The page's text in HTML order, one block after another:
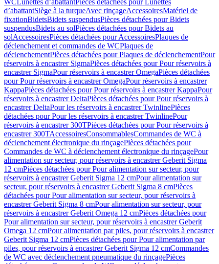
WCLunettes d’abattantPièces détachées pour Lunettes
d’abattantSiège à la turqueAvec rinçageAccessoiresMatériel de
fixationBidetsBidets suspendusPièces détachées pour Bidets
suspendusBidets au solPièces détachées pour Bidets au
solAccessoiresPièces détachées pour AccessoiresPlaques de
déclenchement et commandes de WCPlaques de
déclenchementPièces détachées pour Plaques de déclenchementPour
réservoirs à encastrer SigmaPièces détachées pour Pour réservoirs à
encastrer SigmaPour réservoirs à encastrer OmegaPièces détachées
pour Pour réservoirs à encastrer OmegaPour réservoirs à encastrer
KappaPièces détachées pour Pour réservoirs à encastrer KappaPour
réservoirs à encastrer DeltaPièces détachées pour Pour réservoirs à
encastrer DeltaPour les réservoirs à encastrer TwinlinePièces
détachées pour Pour les réservoirs à encastrer TwinlinePour
réservoirs à encastrer 300TPièces détachées pour Pour réservoirs à
encastrer 300TAccessoiresConsommablesCommandes de WC à
déclenchement électronique du rinçagePièces détachées pour
Commandes de WC à déclenchement électronique du rinçagePour
alimentation sur secteur, pour réservoirs à encastrer Geberit Sigma
12 cmPièces détachées pour Pour alimentation sur secteur, pour
réservoirs à encastrer Geberit Sigma 12 cmPour alimentation sur
secteur, pour réservoirs à encastrer Geberit Sigma 8 cmPièces
détachées pour Pour alimentation sur secteur, pour réservoirs à
encastrer Geberit Sigma 8 cmPour alimentation sur secteur, pour
réservoirs à encastrer Geberit Omega 12 cmPièces détachées pour
Pour alimentation sur secteur, pour réservoirs à encastrer Geberit
Omega 12 cmPour alimentation par piles, pour réservoirs à encastrer
Geberit Sigma 12 cmPièces détachées pour Pour alimentation par
piles, pour réservoirs à encastrer Geberit Sigma 12 cmCommandes
de WC avec déclenchement pneumatique du rinçagePièces